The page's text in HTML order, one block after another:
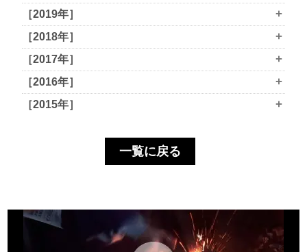
［2019年］ +
［2018年］ +
［2017年］ +
［2016年］ +
［2015年］ +
一覧に戻る